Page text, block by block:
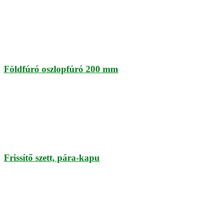
Földfúró oszlopfúró 200 mm
Frissítő szett, pára-kapu